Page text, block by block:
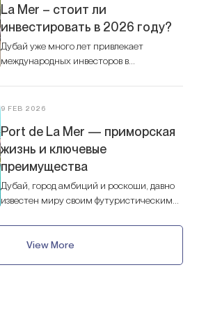
La Mer – стоит ли
инвестировать в 2026 году?
Дубай уже много лет привлекает
международных инвесторов в
элегантных прибрежных районов — Port
de La Mer — в 2026 году вызывает всё
9 FEB 2026
Port de La Mer — приморская
жизнь и ключевые
преимущества
Дубай, город амбиций и роскоши, давно
известен миру своим футуристическим
жизни.
View More